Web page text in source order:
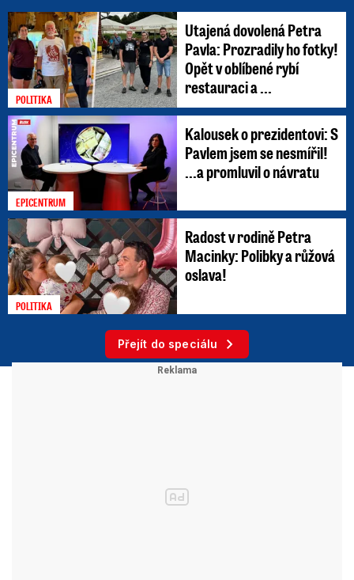
POLITIKA
Utajená dovolená Petra
Pavla: Prozradily ho fotky!
Opět v oblíbené rybí
restauraci a ...
EPICENTRUM
Kalousek o prezidentovi: S
Pavlem jsem se nesmířil!
...a promluvil o návratu
POLITIKA
Radost v rodině Petra
Macinky: Polibky a růžová
oslava!
Přejít do speciálu